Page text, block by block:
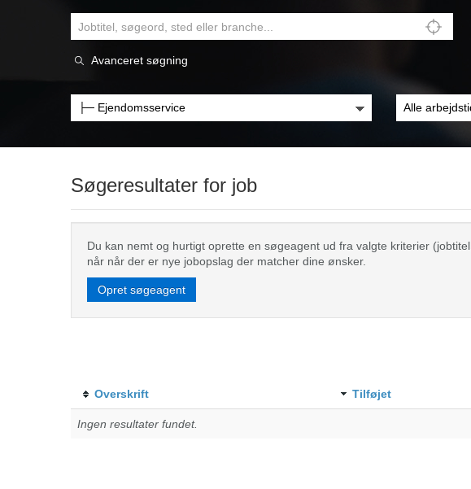
Avanceret søgning
Søgeresultater for job
Du kan nemt og hurtigt oprette en søgeagent ud fra valgte kriterier
når når der er nye jobopslag der matcher dine ønsker.
Opret søgeagent
Overskrift Tilføjet
Ingen resultater fundet.